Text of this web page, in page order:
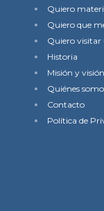
Quiero
Quiero que
Quiero visitar
Historia
Misión y visión
Quiénes
Contacto
Política de